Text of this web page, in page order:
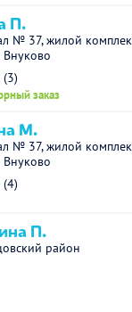
П.
№ 37, жилой
(3)
заказ
М.
№ 37, жилой
(4)
П.
район